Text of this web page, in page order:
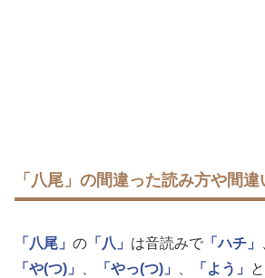
「八尾」の間違った読み方や間
「八尾」 の 「八」 は音読みで 「ハチ」
「や(つ)」
「やっ(つ)」 「よう」